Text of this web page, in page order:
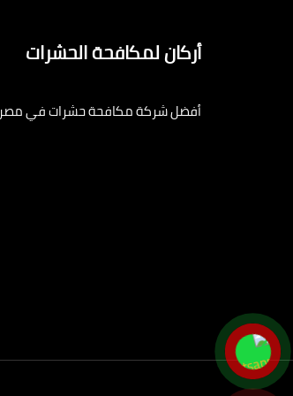
أركان لمكافحة الحشرات
أفضل شركة مكافحة حشرات في مصر